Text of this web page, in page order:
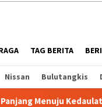
TAG BERITA
Nissan Bulutangkis